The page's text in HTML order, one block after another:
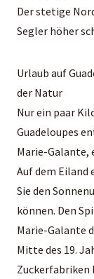
Der stetige
Segler höher
Urlaub auf
der Natur
Nur ein paar
Guadeloupes
Marie-Galante,
Auf dem Eiland
Sie den
können. Den
Marie-Galante
Mitte des 19.
Zuckerfabriken